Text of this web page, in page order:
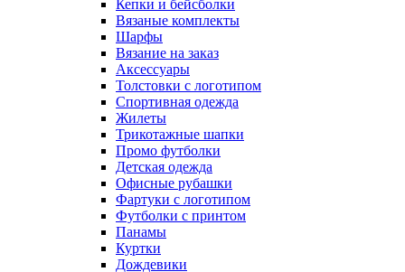
Кепки и бейсболки
Вязаные комплекты
Шарфы
Вязание на заказ
Аксессуары
Толстовки с логотипом
Спортивная одежда
Жилеты
Трикотажные шапки
Промо футболки
Детская одежда
Офисные рубашки
Фартуки с логотипом
Футболки с принтом
Панамы
Куртки
Дождевики